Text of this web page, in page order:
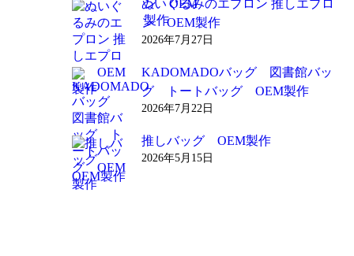
ぬいぐるみのエプロン 推しエプロ
ン OEM製作
2026年7月27日
KADOMADOバッグ 図書館バッ
グ トートバッグ OEM製作
2026年7月22日
推しバッグ OEM製作
2026年5月15日